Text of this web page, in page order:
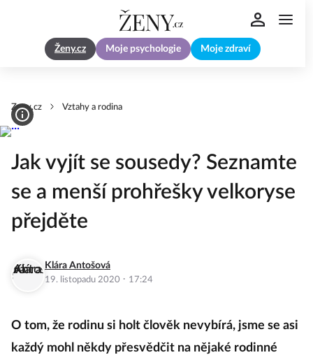
Ženy.cz Moje psychologie Moje zdraví
Zeny.cz Vztahy a rodina
Jak vyjít se sousedy? Seznamte
se a menší prohřešky velkoryse
přejděte
Klára Antošová
19. listopadu 2020 · 17:24
O tom, že rodinu si holt člověk nevybírá, jsme se asi
každý mohl někdy přesvědčit na nějaké rodinné